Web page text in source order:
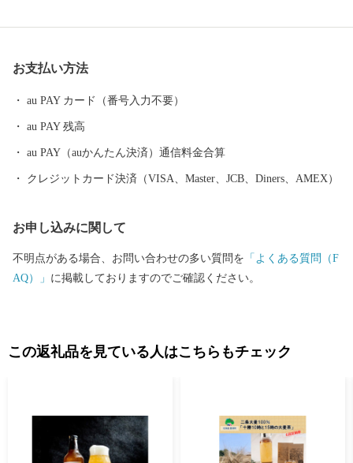
なると水面を覆いつくす氷が太平洋に流れ出し、河口の大津海岸
「十勝川」が生み出す自然の神秘です。 十勝川左岸には、左右に
大きく枝を伸ばしたはるにれの木が、歴史ある豊頃町の大草原に
そびえています。 推定樹齢は約150年。 雨の日も風の日も決して
れて、撮影スポットとしても北海道を代表する人気スポットで
堪能いただけると幸いです。 ふるさと納税でいただいたご寄附
のすべての分野に想いを寄せていただきたい！ということです。
町の一端として、ジュエリーアイスの壮大で神秘的な風景は動画
お支払い方法
au PAY カード（番号入力不要）
au PAY 残高
au PAY（auかんたん決済）通信料金合算
クレジットカード決済（VISA、Master、JCB、Diners、AMEX）
お申し込みに関して
不明点がある場合、お問い合わせの多い質問を 「よくある質問（F
AQ）」 に掲載しておりますのでご確認ください。
この返礼品を見ている人はこちらもチェック